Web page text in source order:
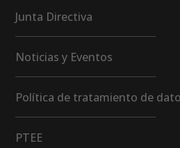
Junta Directiva
Noticias y Eventos
Política de tratamiento de
PTEE